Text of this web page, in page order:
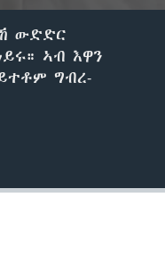
ውድድር
ኣብ እዋን
ግብረ-